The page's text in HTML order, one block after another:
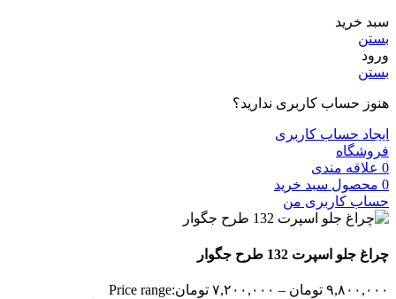
سبد خرید
بستن
ورود
بستن
هنوز حساب کاربری ندارید؟
ایجاد حساب کاربری
فروشگاه
0 علاقه مندی
0 محصول سبد خرید
حساب کاربری من
چراغ جلو اسپرت 132 طرح جگوار
۹,۸۰۰,۰۰۰ تومان – ۷,۲۰۰,۰۰۰ تومانPrice range: